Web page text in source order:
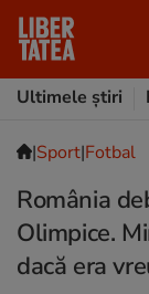
Ultimele știri
|Sport|Fotbal
România
Olimpice.
dacă era